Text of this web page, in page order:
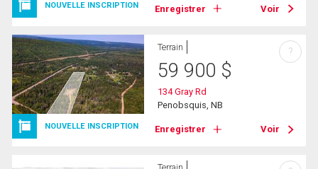
NOUVELLE INSCRIPTION Enregistrer Voir
NOUVELLE INSCRIPTION
Terrain
59 900 $
134 Gray Rd
Penobsquis, NB
Enregistrer Voir
?